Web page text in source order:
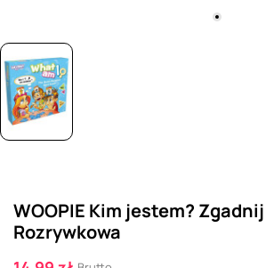
WOOPIE Kim jestem?
Rozrywkowa